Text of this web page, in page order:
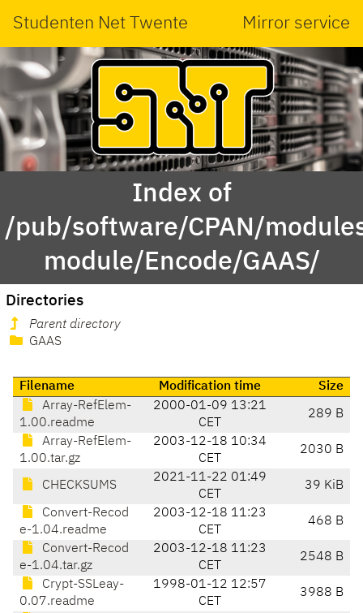
Studenten Net Twente Mirror service
Index of
/pub/software/CPAN/
module/Encode/GAAS/
Directories
Parent directory
GAAS
Filename Modification time
Size
Array-RefElem-
1.00.readme
2000-01-09 13:21
CET
289 B
Array-RefElem-
1.00.tar.gz
2003-12-18 10:34
CET
2030 B
CHECKSUMS
2021-11-22 01:49
CET
39 KiB
Convert-Recod
e-1.04.readme
2003-12-18 11:23
CET
468 B
Convert-Recod
e-1.04.tar.gz
2003-12-18 11:23
CET
2548 B
Crypt-SSLeay-
0.07.readme
1998-01-12 12:57
CET
3988 B